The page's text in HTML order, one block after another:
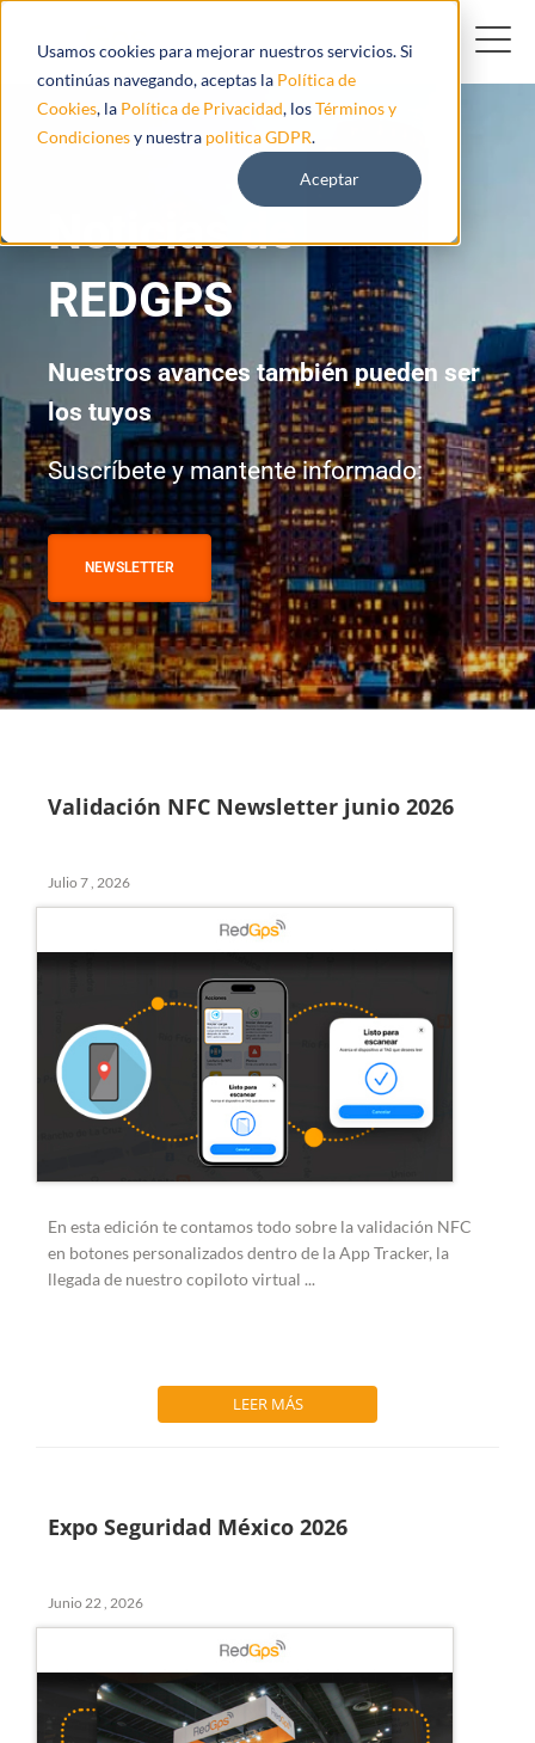
Usamos cookies para mejorar nuestros servicios. Si
continúas navegando, aceptas la Política de
Cookies, la Política de Privacidad, losTérminos y
Condicionesy nuestra politica GDPR.
Aceptar
Noticias de
REDGPS
Nuestros avances también pueden ser
los tuyos
Suscríbete y mantente informado:
NEWSLETTER
Validación NFC Newsletter junio 2026
Julio 7 , 2026
En esta edición te contamos todo sobre lavalidación NFC
en botones personalizados dentro de la App Tracker, la
llegada de nuestro copiloto virtual ...
LEER MÁS
Expo Seguridad México 2026
Junio 22 , 2026